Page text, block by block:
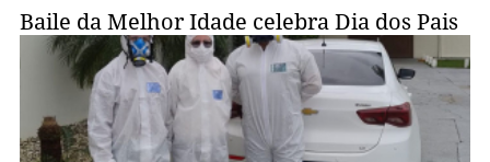
Baile da Melhor Idade celebra Dia dos Pais